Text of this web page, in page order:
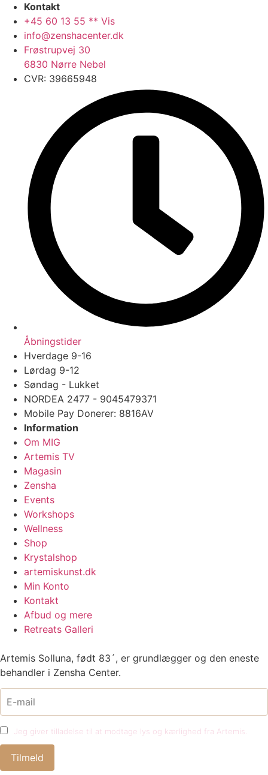
Kontakt
+45 60 13 55 ** Vis
info@zenshacenter.dk
Frøstrupvej 30
6830 Nørre Nebel
CVR: 39665948
Åbningstider
Hverdage 9-16
Lørdag 9-12
Søndag - Lukket
NORDEA 2477 - 9045479371
Mobile Pay Donerer: 8816AV
Information
Om MIG
Artemis TV
Magasin
Zensha
Events
Workshops
Wellness
Shop
Krystalshop
artemiskunst.dk
Min Konto
Kontakt
Afbud og mere
Retreats Galleri
Artemis Solluna, født 83´, er grundlægger og den eneste
behandler i Zensha Center.
Jeg giver tilladelse til at modtage lys og kærlighed fra Artemis.